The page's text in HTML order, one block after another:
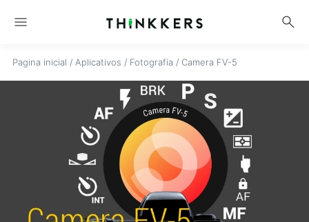
menu search
Pagina inicial / Aplicativos / Fotografia / Camera FV-5